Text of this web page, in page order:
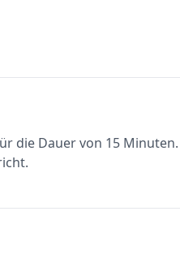
die Dauer von 15 Minuten.